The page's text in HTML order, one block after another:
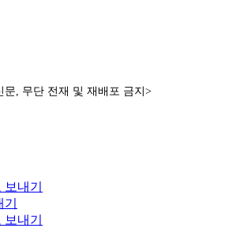
, 무단 전재 및 재배포 금지>